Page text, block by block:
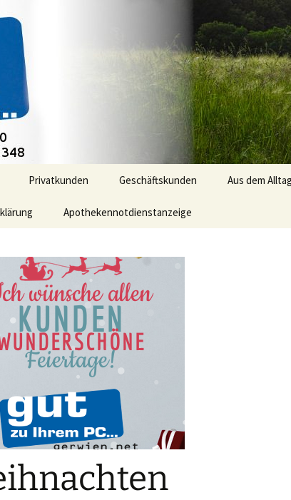
Gerwien
348
Privatkunden Geschäftskunden
Praxisorientierte
Aus dem Alltag
Apothekennotdienstanzeige